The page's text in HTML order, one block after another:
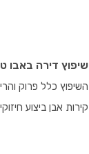
שיפוץ דירה באבו
השיפוץ כלל פרוק
קירות אבן ביצוע